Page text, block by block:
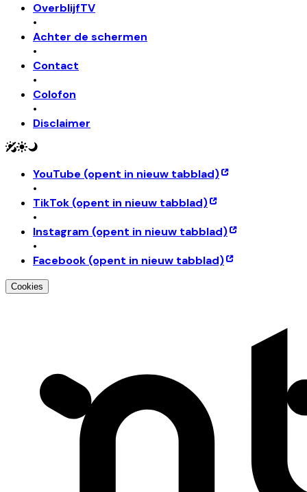
OverblijfTV
•
Achter de schermen
•
Contact
•
Colofon
•
Disclaimer
YouTube (opent in nieuw tabblad)
•
TikTok (opent in nieuw tabblad)
•
Instagram (opent in nieuw tabblad)
•
Facebook (opent in nieuw tabblad)
Cookies